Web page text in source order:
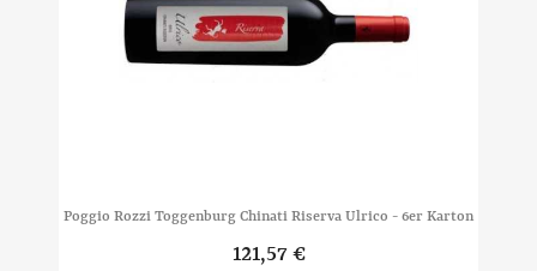
Poggio Rozzi Toggenburg Chinati Riserva Ulrico - 6er Karton
121,57 €